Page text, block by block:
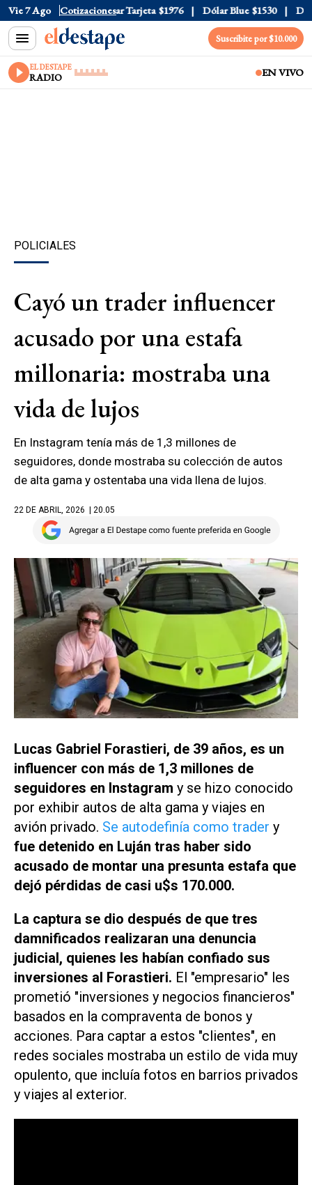
Vie 7 Ago Cotizaciones
Oficial $1520 Dólar Tarjeta $1976 Dólar Blue $1530 Dólar
Suscribite por $10.000
EL DESTAPE
RADIO EN VIVO
POLICIALES
Cayó un trader influencer
acusado por una estafa
millonaria: mostraba una
vida de lujos
En Instagram tenía más de 1,3 millones de
seguidores, donde mostraba su colección de autos
de alta gama y ostentaba una vida llena de lujos.
22 DE ABRIL, 2026 | 20.05
Lucas Gabriel Forastieri, de 39 años, es un
influencer con más de 1,3 millones de
seguidores en Instagram y se hizo conocido
por exhibir autos de alta gama y viajes en
avión privado. Se autodefinía como trader y
fue detenido en Luján tras haber sido
acusado de montar una presunta estafa que
dejó pérdidas de casi u$s 170.000.
La captura se dio después de que tres
damnificados realizaran una denuncia
judicial, quienes les habían confiado sus
inversiones al Forastieri. El "empresario" les
prometió "inversiones y negocios financieros"
basados en la compraventa de bonos y
acciones. Para captar a estos "clientes", en
redes sociales mostraba un estilo de vida muy
opulento, que incluía fotos en barrios privados
y viajes al exterior.